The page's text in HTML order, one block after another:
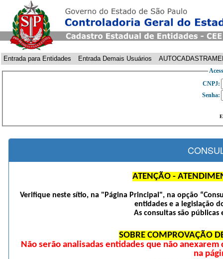
Entrada para Entidades Entrada Demais Usuários
CNPJ:
Senha:
ATENÇÃO -
Verifique neste sítio, na "Página Principal", na opção
entidades e a legislação
As consultas são públicas
SOBRE COMPROVAÇÃO
Não serão analisadas entidades que não
na